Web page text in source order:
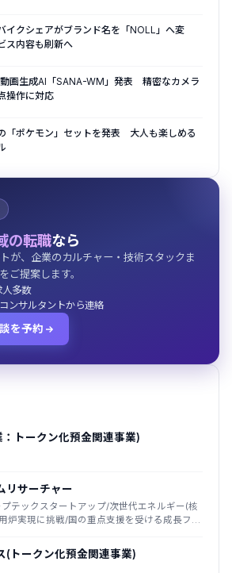
イクシェアがブランド名を「NOLL」へ変
内容も刷新へ
画生成AI「SANA-WM」発表 精密なカメラ
操作に対応
「ポケモン」セットを発表 大人も楽しめる
の転職なら
が、企業のカルチャー・技術スタックま
ご提案します。
人多数
ンサルタントから連絡
を予約
トークン化預金関連事業)
リサーチャー
テックスタートアップ/次世代エネルギー(核
炉実現に挑戦/国の重点支援を受ける成長フェ
(トークン化預金関連事業)